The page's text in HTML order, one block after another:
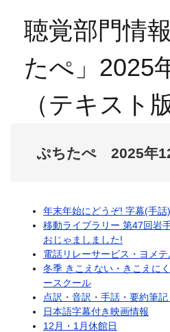
聴覚部門情
たぺ」2025
（テキスト版
ぷちたぺ 2025年
年末年始にどうぞ! 字幕(手
移動ライブラリー 第47回岩
おじゃましました!
電話リレーサービス・ヨメ
冬季 きこえない・きこえに
ースクール
点訳・音訳・手話・要約筆
日本語字幕付き映画情報
12月・1月休館日